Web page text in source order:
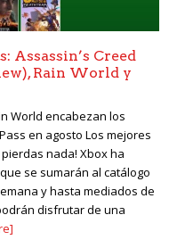
Assassin’s Creed
Rain World y
World encabezan los
en agosto Los mejores
nada! Xbox ha
se sumarán al catálogo
y hasta mediados de
disfrutar de una